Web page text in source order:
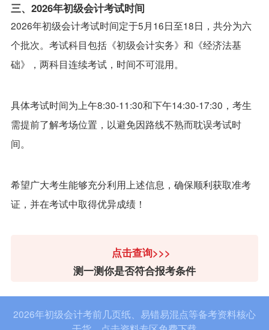
三、2026年初级会计考试时间
2026年初级会计考试时间定于5月16日至18日，共分为六
个批次。考试科目包括《初级会计实务》和《经济法基
础》，两科目连续考试，时间不可混用。
具体考试时间为上午8:30-11:30和下午14:30-17:30，考生
需提前了解考场位置，以避免因路线不熟而耽误考试时
间。
希望广大考生能够充分利用上述信息，确保顺利获取准考
证，并在考试中取得优异成绩！
点击查询>>>
测一测你是否符合报考条件
2026年初级会计考前几页纸、易错易混点等备考资料核心